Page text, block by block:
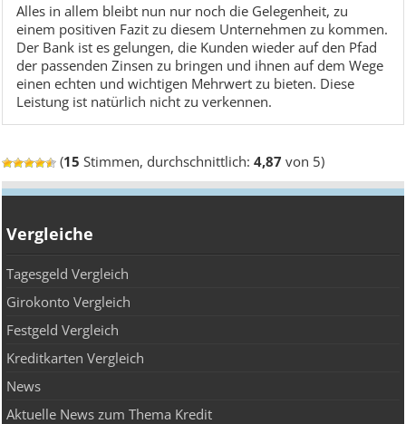
Alles in allem bleibt nun nur noch die Gelegenheit, zu
einem positiven Fazit zu diesem Unternehmen zu kommen.
Der Bank ist es gelungen, die Kunden wieder auf den Pfad
der passenden Zinsen zu bringen und ihnen auf dem Wege
einen echten und wichtigen Mehrwert zu bieten. Diese
Leistung ist natürlich nicht zu verkennen.
(15 Stimmen, durchschnittlich:4,87 von 5)
Vergleiche
Tagesgeld Vergleich
Girokonto Vergleich
Festgeld Vergleich
Kreditkarten Vergleich
News
Aktuelle News zum Thema Kredit